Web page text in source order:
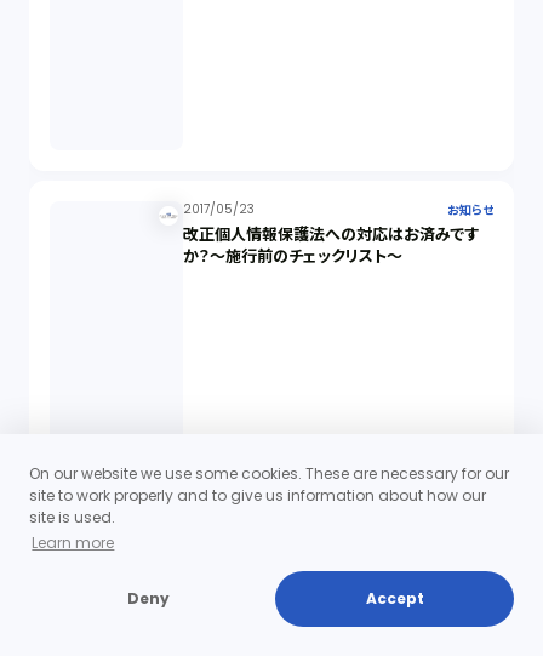
2017/05/23 お知らせ
改正個人情報保護法への対応はお済みです
か？～施行前のチェックリスト～
On our website we use some cookies. These are necessary for our
site to work properly and to give us information about how our
site is used.
Learn more
Deny Accept